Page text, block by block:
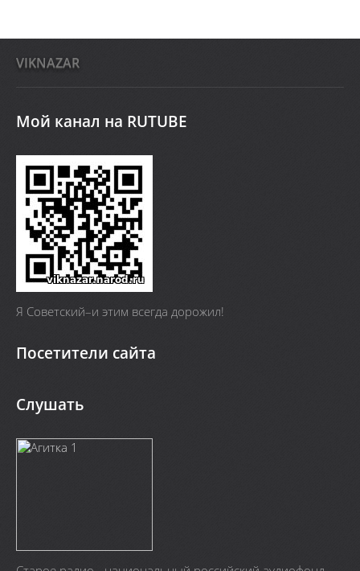
VIKNAZAR
Мой канал на RUTUBE
Я Cоветский–и этим всегда дорожил!
Посетители сайта
Слушать